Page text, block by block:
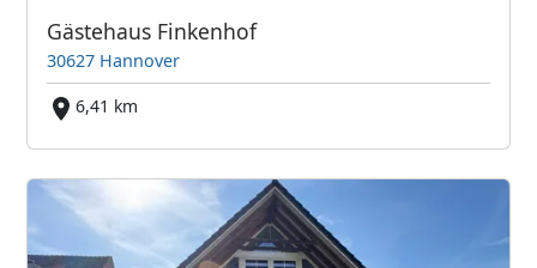
Gästehaus Finkenhof
30627 Hannover
6,41 km